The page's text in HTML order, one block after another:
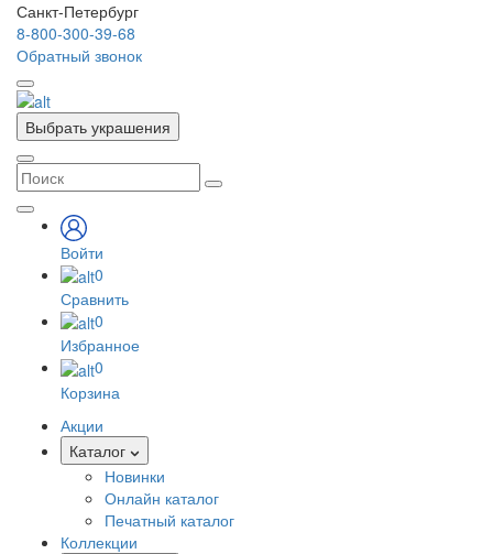
Санкт-Петербург
8-800-300-39-68
Обратный звонок
Выбрать украшения
Войти
0
Сравнить
0
Избранное
0
Корзина
Акции
Каталог
Новинки
Онлайн каталог
Печатный каталог
Коллекции